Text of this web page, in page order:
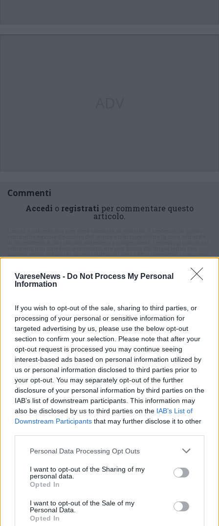
VareseNews - Do Not Process My Personal
Information
If you wish to opt-out of the sale, sharing to third parties, or
processing of your personal or sensitive information for
targeted advertising by us, please use the below opt-out
section to confirm your selection. Please note that after your
opt-out request is processed you may continue seeing
interest-based ads based on personal information utilized by
us or personal information disclosed to third parties prior to
your opt-out. You may separately opt-out of the further
disclosure of your personal information by third parties on the
IAB’s list of downstream participants. This information may
also be disclosed by us to third parties on the IAB’s List of
Downstream Participants that may further disclose it to other
Personal Data Processing Opt Outs
I want to opt-out of the Sharing of my
personal data.
Opted In
I want to opt-out of the Sale of my
Personal Data.
Opted In
Commenti
Accedi o registrati per commentare questo
articolo.
che includano uno o più link a siti esterni verranno rimossi in automatico dal
ADV